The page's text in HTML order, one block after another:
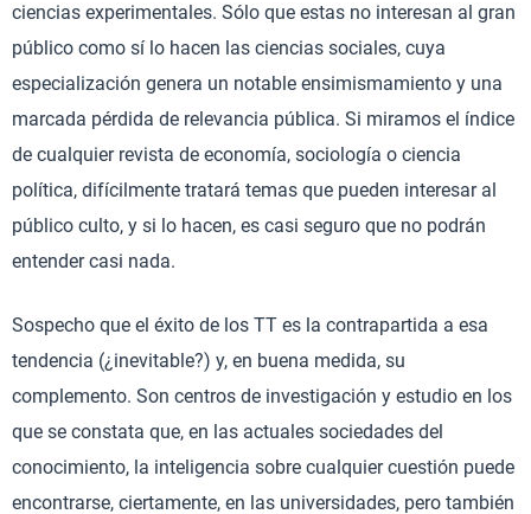
ciencias experimentales. Sólo que estas no interesan al gran
público como sí lo hacen las ciencias sociales, cuya
especialización genera un notable ensimismamiento y una
marcada pérdida de relevancia pública. Si miramos el índice
de cualquier revista de economía, sociología o ciencia
política, difícilmente tratará temas que pueden interesar al
público culto, y si lo hacen, es casi seguro que no podrán
entender casi nada.
Sospecho que el éxito de los TT es la contrapartida a esa
tendencia (¿inevitable?) y, en buena medida, su
complemento. Son centros de investigación y estudio en los
que se constata que, en las actuales sociedades del
conocimiento, la inteligencia sobre cualquier cuestión puede
encontrarse, ciertamente, en las universidades, pero también